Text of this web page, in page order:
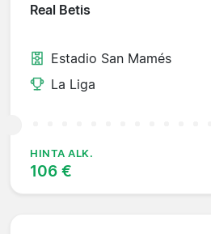
Real Betis
Estadio San Mamés
La Liga
HINTA ALK.
106 €